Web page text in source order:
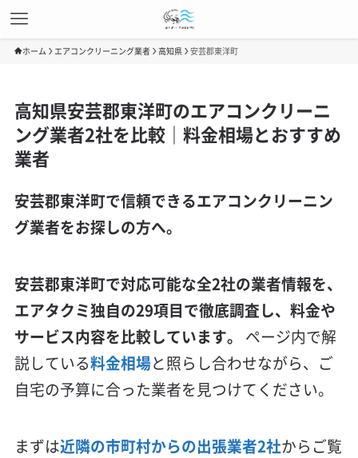
ホーム エアコンクリーニング業者 高知県 安芸郡東洋町
高知県安芸郡東洋町のエアコンクリーニ
ング業者2社を比較｜料金相場とおすすめ
業者
安芸郡東洋町で信頼できるエアコンクリーニン
グ業者をお探しの方へ。
安芸郡東洋町で対応可能な全2社の業者情報を、
エアタクミ独自の29項目で徹底調査し、料金や
サービス内容を比較しています。
ページ内で解
説している料金相場と照らし合わせながら、ご
自宅の予算に合った業者を見つけてください。
まずは近隣の市町村からの出張業者2社からご覧